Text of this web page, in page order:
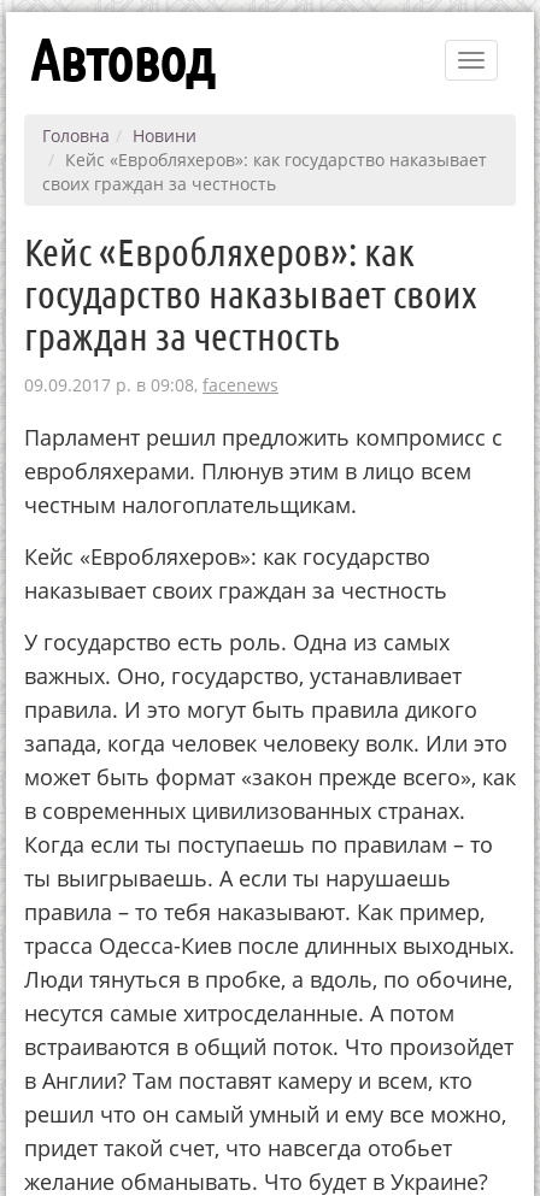
Toggle
Автовод
Головна
Новини
Кейс «Евробляхеров»: как государство наказывает
своих граждан за честность
Кейс «Евробляхеров»: как
государство наказывает своих
граждан за честность
09.09.2017 р. в 09:08, facenews
Парламент решил предложить компромисс с
евробляхерами. Плюнув этим в лицо всем
честным налогоплательщикам.
​Кейс «Евробляхеров»: как государство
наказывает своих граждан за честность
У государство есть роль. Одна из самых
важных. Оно, государство, устанавливает
правила. И это могут быть правила дикого
запада, когда человек человеку волк. Или это
может быть формат «закон прежде всего», как
в современных цивилизованных странах.
Когда если ты поступаешь по правилам – то
ты выигрываешь. А если ты нарушаешь
правила – то тебя наказывают. Как пример,
трасса Одесса-Киев после длинных выходных.
Люди тянуться в пробке, а вдоль, по обочине,
несутся самые хитросделанные. А потом
встраиваются в общий поток. Что произойдет
в Англии? Там поставят камеру и всем, кто
решил что он самый умный и ему все можно,
придет такой счет, что навсегда отобьет
желание обманывать. Что будет в Украине?